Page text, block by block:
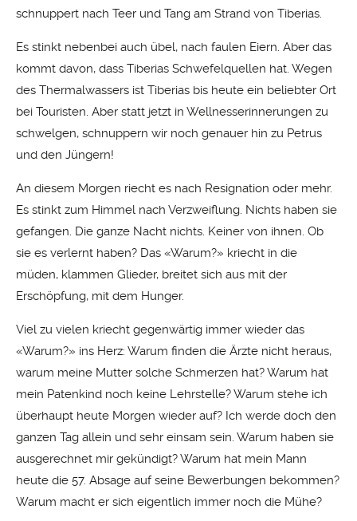
schnuppert nach Teer und Tang am Strand von Tiberias.
Es stinkt nebenbei auch übel, nach faulen Eiern. Aber das
kommt davon, dass Tiberias Schwefelquellen hat. Wegen
des Thermalwassers ist Tiberias bis heute ein beliebter Ort
bei Touristen. Aber statt jetzt in Wellnesserinnerungen zu
schwelgen, schnuppern wir noch genauer hin zu Petrus
und den Jüngern!
An diesem Morgen riecht es nach Resignation oder mehr.
Es stinkt zum Himmel nach Verzweiflung. Nichts haben sie
gefangen. Die ganze Nacht nichts. Keiner von ihnen. Ob
sie es verlernt haben? Das «Warum?» kriecht in die
müden, klammen Glieder, breitet sich aus mit der
Erschöpfung, mit dem Hunger.
Viel zu vielen kriecht gegenwärtig immer wieder das
«Warum?» ins Herz: Warum finden die Ärzte nicht heraus,
warum meine Mutter solche Schmerzen hat? Warum hat
mein Patenkind noch keine Lehrstelle? Warum stehe ich
überhaupt heute Morgen wieder auf? Ich werde doch den
ganzen Tag allein und sehr einsam sein. Warum haben sie
ausgerechnet mir gekündigt? Warum hat mein Mann
heute die 57. Absage auf seine Bewerbungen bekommen?
Warum macht er sich eigentlich immer noch die Mühe?